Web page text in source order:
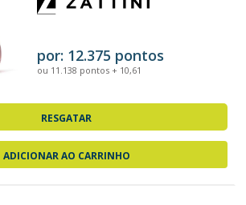
por: 12.375 pontos
ou 11.138 pontos + 10,61
RESGATAR
ADICIONAR AO CARRINHO